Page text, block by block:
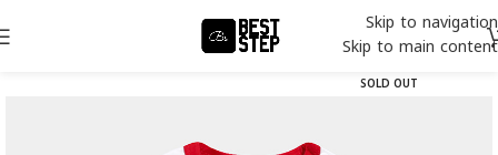
Skip to navigation
Skip to main content
SOLD OUT